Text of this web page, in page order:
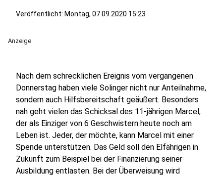
Veröffentlicht: Montag, 07.09.2020 15:23
Anzeige
Nach dem schrecklichen Ereignis vom vergangenen
Donnerstag haben viele Solinger nicht nur Anteilnahme,
sondern auch Hilfsbereitschaft geäußert. Besonders
nah geht vielen das Schicksal des 11-jährigen Marcel,
der als Einziger von 6 Geschwistern heute noch am
Leben ist. Jeder, der möchte, kann Marcel mit einer
Spende unterstützen. Das Geld soll den Elfährigen in
Zukunft zum Beispiel bei der Finanzierung seiner
Ausbildung entlasten. Bei der Überweisung wird